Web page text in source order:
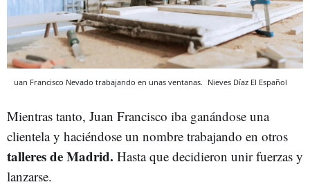
uan Francisco Nevado trabajando en unas ventanas. Nieves Díaz El Español
Mientras tanto, Juan Francisco iba ganándose una
clientela y haciéndose un nombre trabajando en otros
talleres de Madrid. Hasta que decidieron unir fuerzas y
lanzarse.